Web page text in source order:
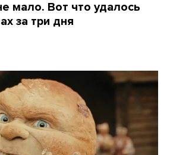
мало. Вот что удалось
за три дня